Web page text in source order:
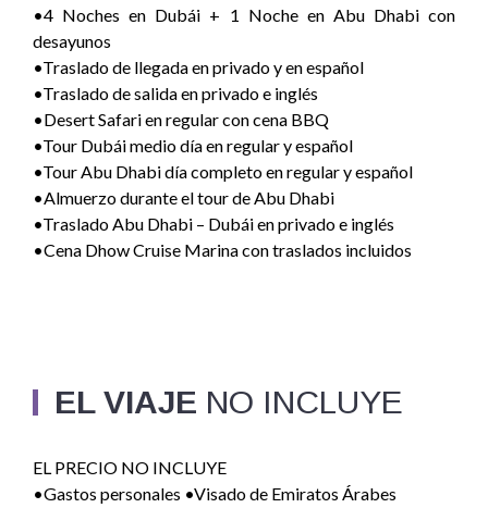
•4 Noches en Dubái + 1 Noche en Abu Dhabi con
desayunos
•Traslado de llegada en privado y en español
•Traslado de salida en privado e inglés
•Desert Safari en regular con cena BBQ
•Tour Dubái medio día en regular y español
•Tour Abu Dhabi día completo en regular y español
•Almuerzo durante el tour de Abu Dhabi
•Traslado Abu Dhabi – Dubái en privado e inglés
•Cena Dhow Cruise Marina con traslados incluidos
EL VIAJE NO INCLUYE
EL PRECIO NO INCLUYE
•Gastos personales •Visado de Emiratos Árabes